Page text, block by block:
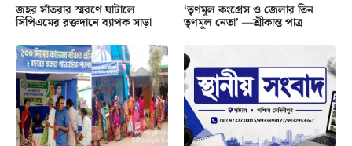
জহর সাঁতরার স্মরণে ঘাটালে
সিপিএমের রক্তদানে ব্যাপক সাড়া
‘তৃণমূল কংগ্রেস ও জেলার তিন
তৃণমূল নেতা’ —শ্রীকান্ত পাত্র